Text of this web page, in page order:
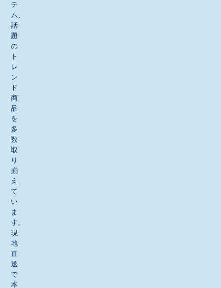
テ
ム、
話
題
の
ト
レ
ン
ド
商
品
を
多
数
取
り
揃
え
て
い
ま
す。
現
地
直
送
で
本